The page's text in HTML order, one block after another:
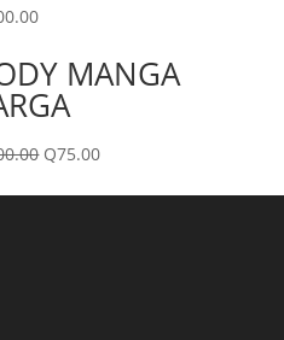
MANGA
Q75.00